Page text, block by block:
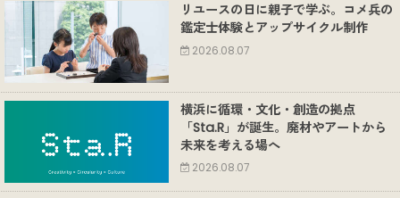
リユースの日に親子で学ぶ。コメ兵の
鑑定士体験とアップサイクル制作
2026.08.07
横浜に循環・文化・創造の拠点
「Sta.R」が誕生。廃材やアートから
未来を考える場へ
2026.08.07